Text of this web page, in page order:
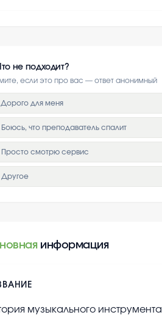
не подходит?
если это про вас — ответ анонимный
Дорого для меня
Боюсь, что преподаватель спалит
Просто смотрю сервис
Другое
информация
музыкального инструмента